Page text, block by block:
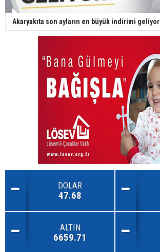
Akaryakıta son ayların en büyük indirimi geliyor
DOLAR
47.68
ALTIN
6659.71